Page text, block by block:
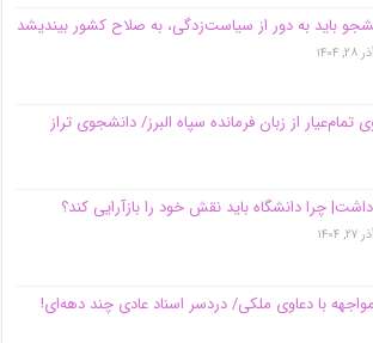
باید به دور از سیاست‌زدگی، به صلاح کشور بیندیشد
۲۸, ۱۴۰۴
از زبان فرمانده سپاه البرز/ دانشجوی تراز
چرا دانشگاه باید نقش خود را بازآرایی کند؟
۲۷, ۱۴۰۴
با دعاوی ملکی/ دردسر اسناد عادی چند‌ دهه‌ای!